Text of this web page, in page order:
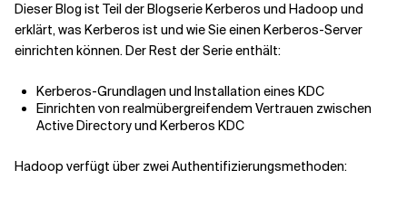
Verwandte Themen
Dieser Blog ist Teil der Blogserie Kerberos und Hadoop und
erklärt, was Kerberos ist und wie Sie einen Kerberos-Server
einrichten können. Der Rest der Serie enthält:
Kerberos-Grundlagen und Installation eines KDC
Einrichten von realmübergreifendem Vertrauen zwischen
Active Directory und Kerberos KDC
Hadoop verfügt über zwei Authentifizierungsmethoden: